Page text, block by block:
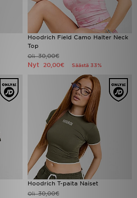
Hoodrich Field Camo Halter Neck
Top
Oli30,00€
Nyt 20,00€ Säästä 33%
Hoodrich T-paita Naiset
Oli30,00€